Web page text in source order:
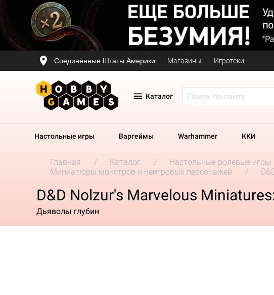
Соединённые Штаты Америки Магазины Игротеки
Каталог
Настольные игры Варгеймы Warhammer ККИ
Главная Каталог Настольные ролевые игры
Миниатюры монстров и неигровых персонажей
D&D Nolzur's Marvelous
Дьяволы глубин